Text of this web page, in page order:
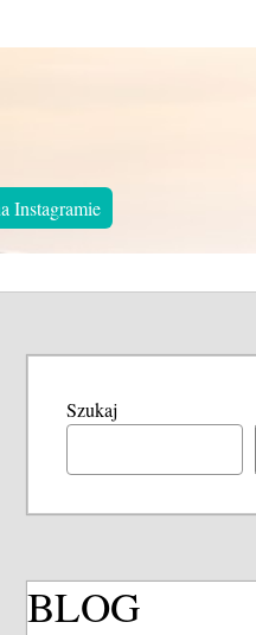
Instagramie
Szukaj
BLOG